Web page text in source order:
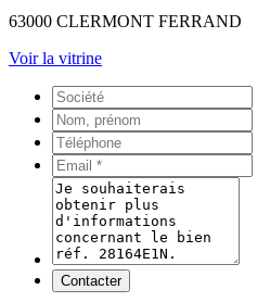
63000 CLERMONT FERRAND
Voir la vitrine
Contacter